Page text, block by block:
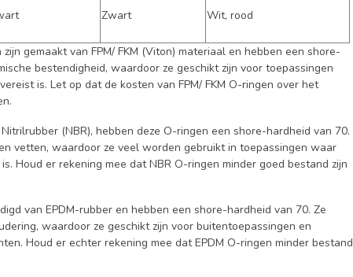
Zwart Wit, rood
zijn gemaakt van FPM/ FKM (Viton) materiaal en hebben een shore-
bestendigheid, waardoor ze geschikt zijn voor toepassingen
is. Let op dat de kosten van FPM/ FKM O-ringen over het
(NBR), hebben deze O-ringen een shore-hardheid van 70.
vetten, waardoor ze veel worden gebruikt in toepassingen waar
Houd er rekening mee dat NBR O-ringen minder goed bestand zijn
van EPDM-rubber en hebben een shore-hardheid van 70. Ze
waardoor ze geschikt zijn voor buitentoepassingen en
Houd er echter rekening mee dat EPDM O-ringen minder bestand